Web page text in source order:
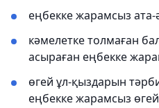
еңбекке жарамсыз
кәмелетке толмаған
асыраған еңбекке
өгей ұл-қыздарын
еңбекке жарамсыз